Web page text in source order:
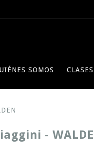
SOMOS
-